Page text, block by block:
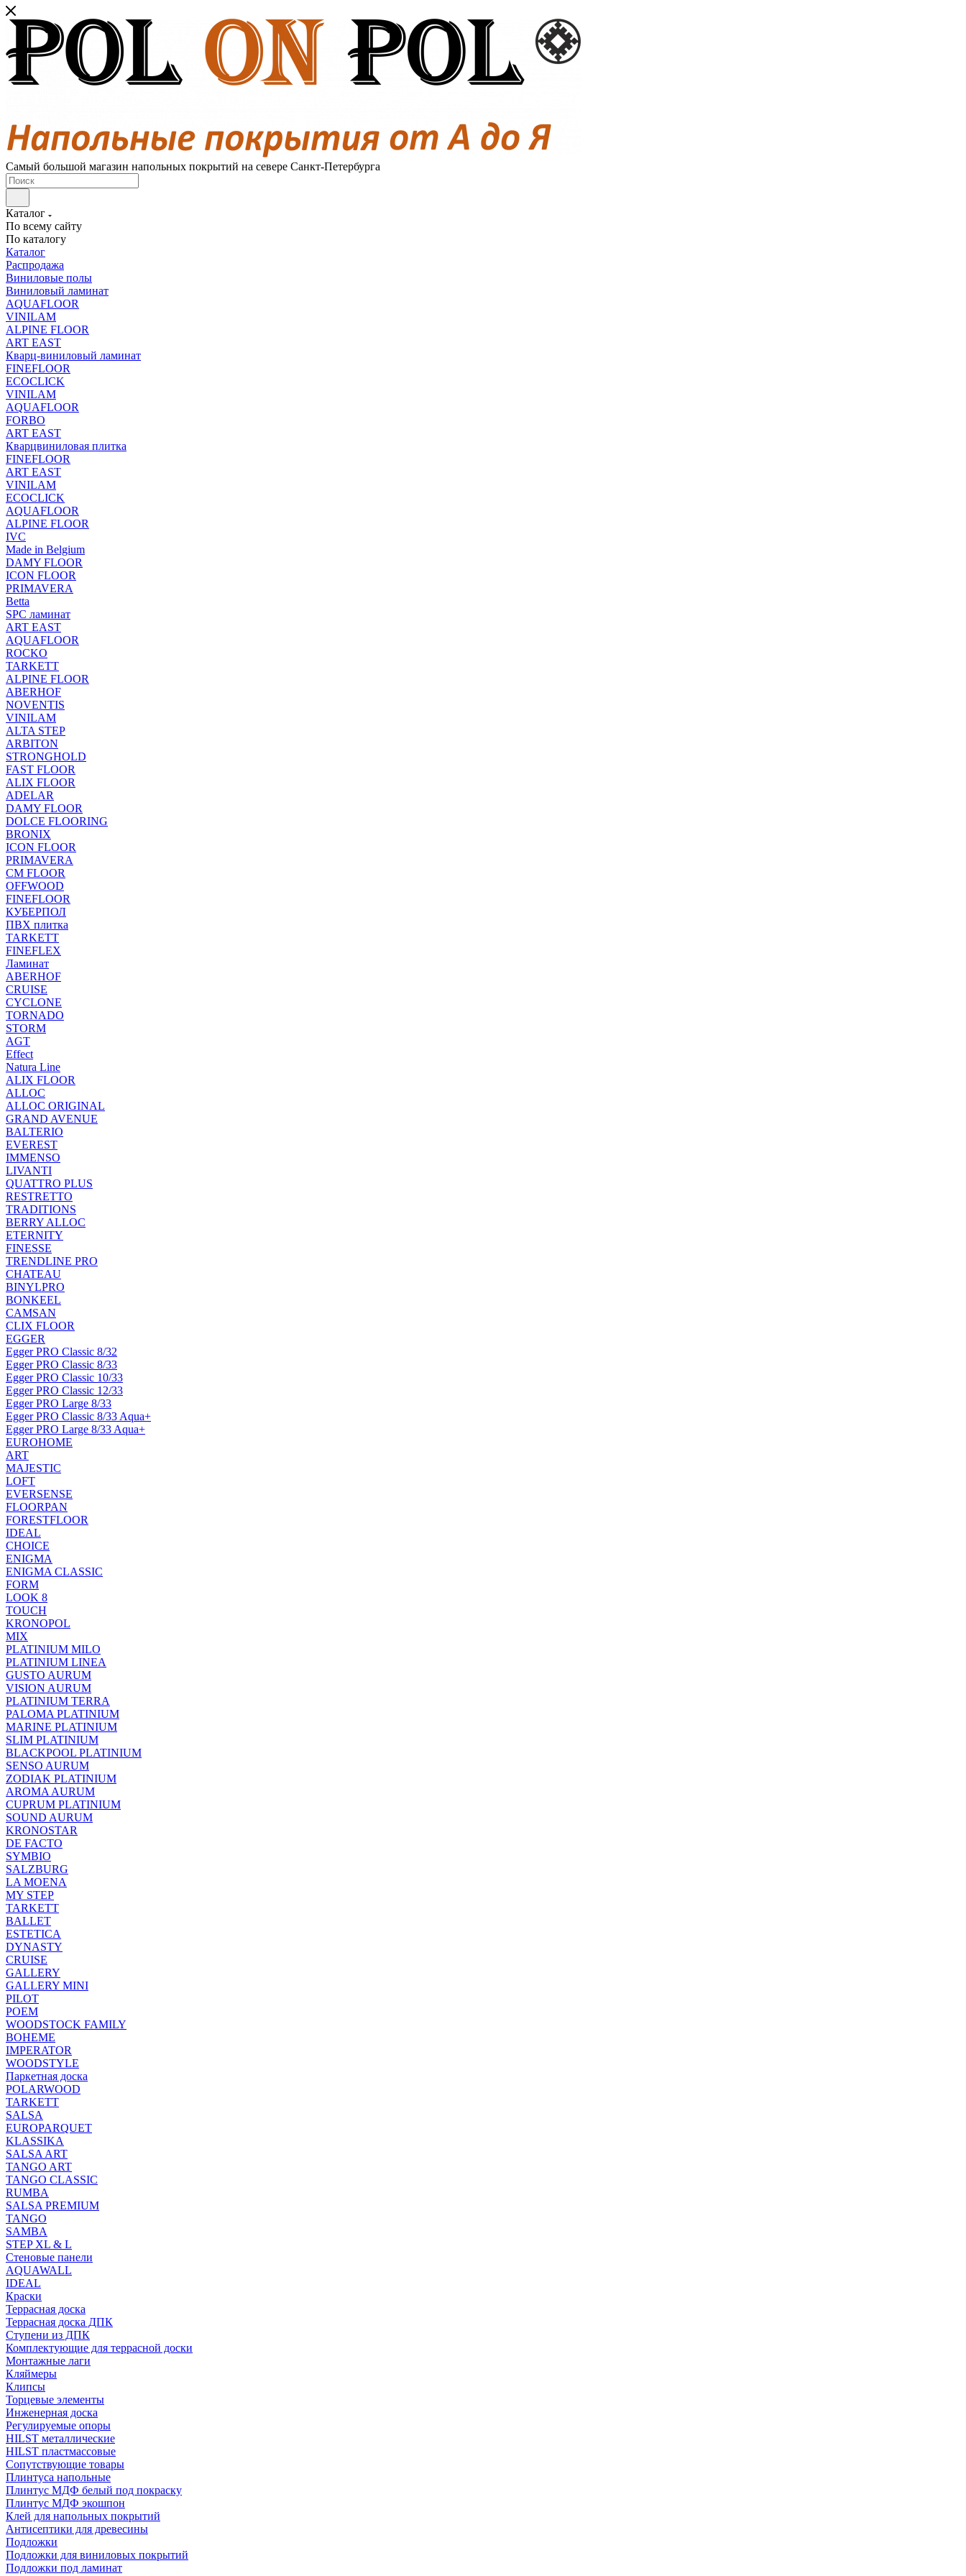
Самый большой магазин напольных покрытий на севере Санкт-Петербурга
Каталог
По всему сайту
По каталогу
Каталог
Распродажа
Виниловые полы
Виниловый ламинат
AQUAFLOOR
VINILAM
ALPINE FLOOR
ART EAST
Кварц-виниловый ламинат
FINEFLOOR
ECOCLICK
VINILAM
AQUAFLOOR
FORBO
ART EAST
Кварцвиниловая плитка
FINEFLOOR
ART EAST
VINILAM
ECOCLICK
AQUAFLOOR
ALPINE FLOOR
IVC
Made in Belgium
DAMY FLOOR
ICON FLOOR
PRIMAVERA
Betta
SPC ламинат
ART EAST
AQUAFLOOR
ROCKO
TARKETT
ALPINE FLOOR
ABERHOF
NOVENTIS
VINILAM
ALTA STEP
ARBITON
STRONGHOLD
FAST FLOOR
ALIX FLOOR
ADELAR
DAMY FLOOR
DOLCE FLOORING
BRONIX
ICON FLOOR
PRIMAVERA
CM FLOOR
OFFWOOD
FINEFLOOR
КУБЕРПОЛ
ПВХ плитка
TARKETT
FINEFLEX
Ламинат
ABERHOF
CRUISE
CYCLONE
TORNADO
STORM
AGT
Effect
Natura Line
ALIX FLOOR
ALLOC
ALLOC ORIGINAL
GRAND AVENUE
BALTERIO
EVEREST
IMMENSO
LIVANTI
QUATTRO PLUS
RESTRETTO
TRADITIONS
BERRY ALLOC
ETERNITY
FINESSE
TRENDLINE PRO
CHATEAU
BINYLPRO
BONKEEL
CAMSAN
CLIX FLOOR
EGGER
Egger PRO Classic 8/32
Egger PRO Classic 8/33
Egger PRO Classic 10/33
Egger PRO Classic 12/33
Egger PRO Large 8/33
Egger PRO Classic 8/33 Aqua+
Egger PRO Large 8/33 Aqua+
EUROHOME
ART
MAJESTIC
LOFT
EVERSENSE
FLOORPAN
FORESTFLOOR
IDEAL
CHOICE
ENIGMA
ENIGMA CLASSIC
FORM
LOOK 8
TOUCH
KRONOPOL
MIX
PLATINIUM MILO
PLATINIUM LINEA
GUSTO AURUM
VISION AURUM
PLATINIUM TERRA
PALOMA PLATINIUM
MARINE PLATINIUM
SLIM PLATINIUM
BLACKPOOL PLATINIUM
SENSO AURUM
ZODIAK PLATINIUM
AROMA AURUM
CUPRUM PLATINIUM
SOUND AURUM
KRONOSTAR
DE FACTO
SYMBIO
SALZBURG
LA MOENA
MY STEP
TARKETT
BALLET
ESTETICA
DYNASTY
CRUISE
GALLERY
GALLERY MINI
PILOT
POEM
WOODSTOCK FAMILY
BOHEME
IMPERATOR
WOODSTYLE
Паркетная доска
POLARWOOD
TARKETT
SALSA
EUROPARQUET
KLASSIKA
SALSA ART
TANGO ART
TANGO CLASSIC
RUMBA
SALSA PREMIUM
TANGO
SAMBA
STEP XL & L
Стеновые панели
AQUAWALL
IDEAL
Краски
Террасная доска
Террасная доска ДПК
Ступени из ДПК
Комплектующие для террасной доски
Монтажные лаги
Кляймеры
Клипсы
Торцевые элементы
Инженерная доска
Регулируемые опоры
HILST металлические
HILST пластмассовые
Сопутствующие товары
Плинтуса напольные
Плинтус МДФ белый под покраску
Плинтус МДФ экошпон
Клей для напольных покрытий
Антисептики для древесины
Подложки
Подложки для виниловых покрытий
Подложки под ламинат